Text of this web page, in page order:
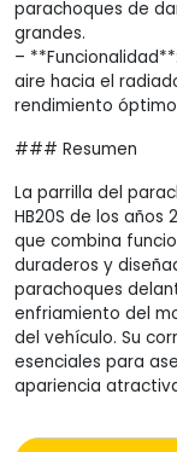
parachoques de
grandes.
–
aire hacia el
rendimiento
### Resumen
La parrilla del
HB20S de los
que combina
duraderos y
parachoques
enfriamiento del
del vehículo. Su
esenciales para
apariencia